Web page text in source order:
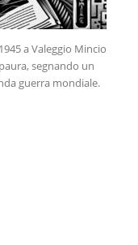
a Valeggio Mincio
segnando un
guerra mondiale.